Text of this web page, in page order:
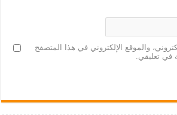
والموقع الإلكتروني في هذا المتصفح
في تعليقي.